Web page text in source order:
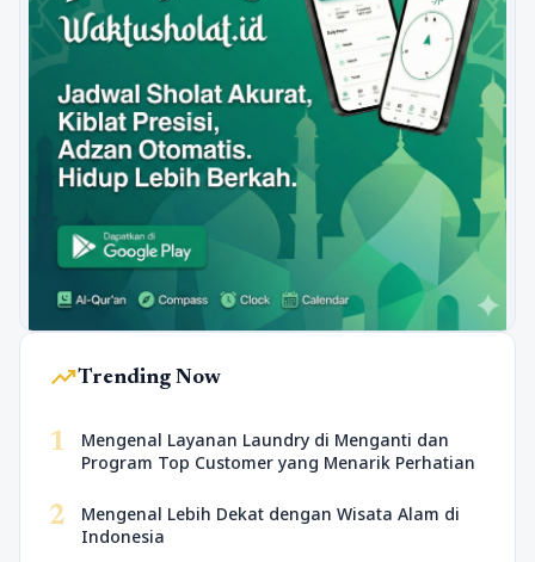
trending_upTrending Now
1
Mengenal Layanan Laundry di Menganti dan
Program Top Customer yang Menarik Perhatian
2
Mengenal Lebih Dekat dengan Wisata Alam di
Indonesia